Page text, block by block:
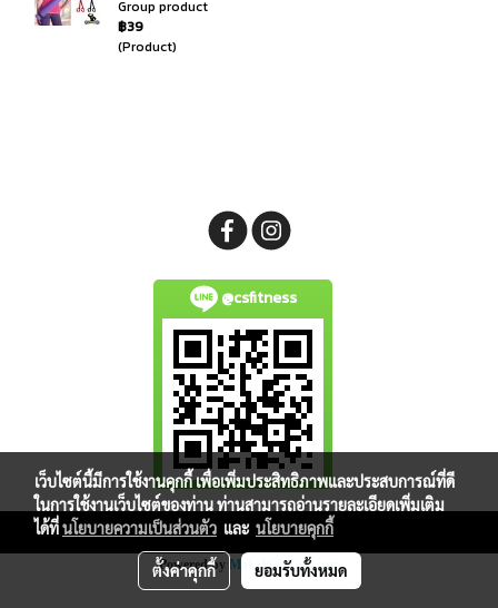
Group product
฿39
(Product)
@csfitness
Copy right by makewebeasy.com
Powered by MakeWebEasy.com
เว็บไซต์นี้มีการใช้งานคุกกี้ เพื่อเพิ่มประสิทธิภาพและประสบการณ์ที่ดี
ในการใช้งานเว็บไซต์ของท่าน ท่านสามารถอ่านรายละเอียดเพิ่มเติม
ได้ที่นโยบายความเป็นส่วนตัว และ นโยบายคุกกี้
ตั้งค่าคุกกี้ ยอมรับทั้งหมด